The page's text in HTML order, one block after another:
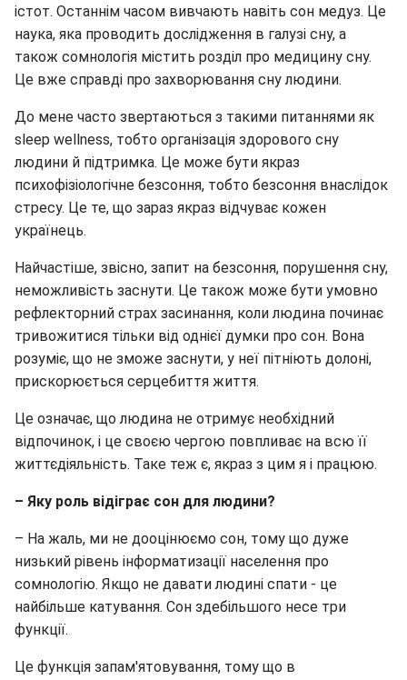
істот. Останнім часом вивчають навіть сон медуз. Це
наука, яка проводить дослідження в галузі сну, а
також сомнологія містить розділ про медицину сну.
Це вже справді про захворювання сну людини.
До мене часто звертаються з такими питаннями як
sleep wellness, тобто організація здорового сну
людини й підтримка. Це може бути якраз
психофізіологічне безсоння, тобто безсоння внаслідок
стресу. Це те, що зараз якраз відчуває кожен
українець.
Найчастіше, звісно, запит на безсоння, порушення сну,
неможливість заснути. Це також може бути умовно
рефлекторний страх засинання, коли людина починає
тривожитися тільки від однієї думки про сон. Вона
розуміє, що не зможе заснути, у неї пітніють долоні,
прискорюється серцебиття життя.
Це означає, що людина не отримує необхідний
відпочинок, і це своєю чергою повпливає на всю її
життєдіяльність. Таке теж є, якраз з цим я і працюю.
– Яку роль відіграє сон для людини?
– На жаль, ми не дооцінюємо сон, тому що дуже
низький рівень інформатизації населення про
сомнологію. Якщо не давати людині спати - це
найбільше катування. Сон здебільшого несе три
функції.
Це функція запам'ятовування, тому що в